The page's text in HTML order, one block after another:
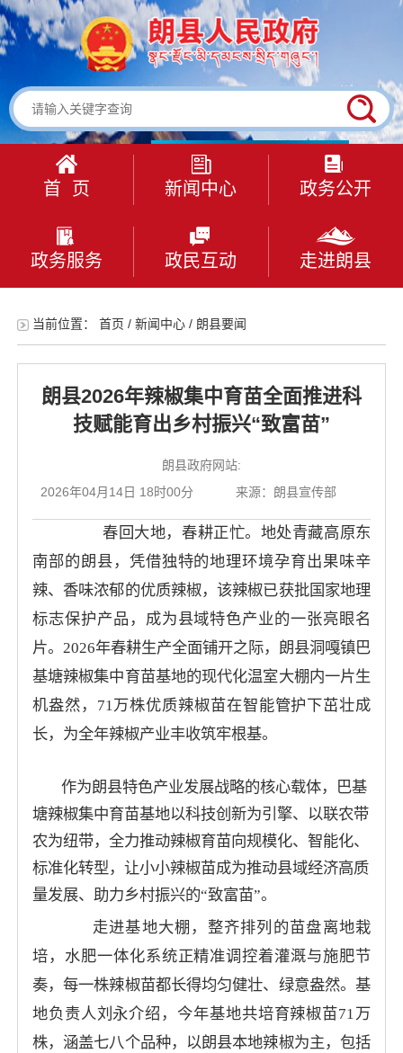
首 页 新闻中心 政务公开
政务服务 政民互动 走进朗县
当前位置： 首页 / 新闻中心/ 朗县要闻
朗县2026年辣椒集中育苗全面推进科
技赋能育出乡村振兴“致富苗”
朗县政府网站:
2026年04月14日 18时00分
来源：朗县宣传部
春回大地，春耕正忙。地处青藏高原东
南部的朗县，凭借独特的地理环境孕育出果味辛
辣、香味浓郁的优质辣椒，该辣椒已获批国家地理
标志保护产品，成为县域特色产业的一张亮眼名
片。2026年春耕生产全面铺开之际，朗县洞嘎镇巴
基塘辣椒集中育苗基地的现代化温室大棚内一片生
机盎然，71万株优质辣椒苗在智能管护下茁壮成
长，为全年辣椒产业丰收筑牢根基。
作为朗县特色产业发展战略的核心载体，巴基
塘辣椒集中育苗基地以科技创新为引擎、以联农带
农为纽带，全力推动辣椒育苗向规模化、智能化、
标准化转型，让小小辣椒苗成为推动县域经济高质
量发展、助力乡村振兴的“致富苗”。
走进基地大棚，整齐排列的苗盘离地栽
培，水肥一体化系统正精准调控着灌溉与施肥节
奏，每一株辣椒苗都长得均匀健壮、绿意盎然。基
地负责人刘永介绍，今年基地共培育辣椒苗71万
株，涵盖七八个品种，以朗县本地辣椒为主，包括